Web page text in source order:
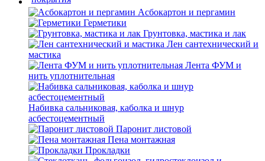
Асбокартон и пергамин
Герметики
Грунтовка, мастика и лак
Лен сантехнический и
мастика
Лента ФУМ и
нить уплотнительная
Набивка сальниковая, каболка и шнур
асбестоцементный
Паронит листовой
Пена монтажная
Прокладки